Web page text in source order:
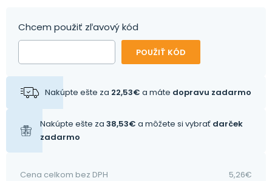
Chcem použiť zľavový kód
POUŽIŤ KÓD
Nakúpte ešte za 22,53€ a máte dopravu zadarmo
Nakúpte ešte za38,53€ a môžete si vybrať darček
zadarmo
Cena celkom bez DPH 5,26€